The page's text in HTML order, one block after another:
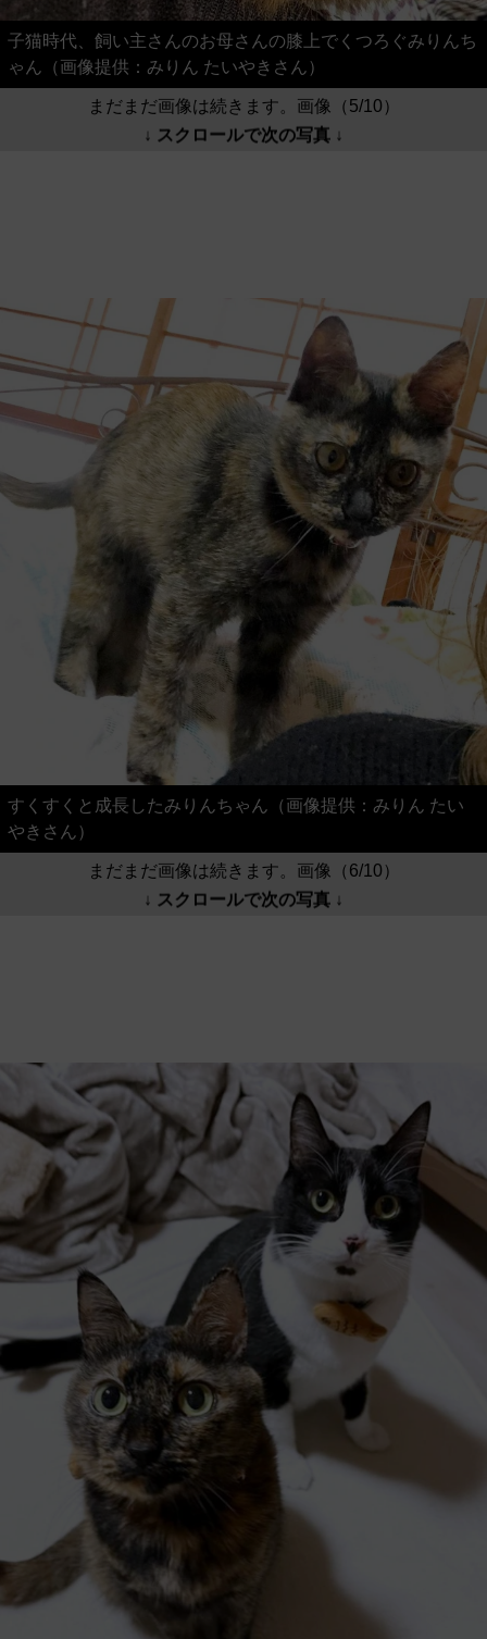
子猫時代、飼い主さんのお母さんの膝上でくつろぐみりんち
ゃん（画像提供：みりん たいやきさん）
まだまだ画像は続きます。画像（5/10）
↓ スクロールで次の写真 ↓
すくすくと成長したみりんちゃん（画像提供：みりん たい
やきさん）
まだまだ画像は続きます。画像（6/10）
↓ スクロールで次の写真 ↓